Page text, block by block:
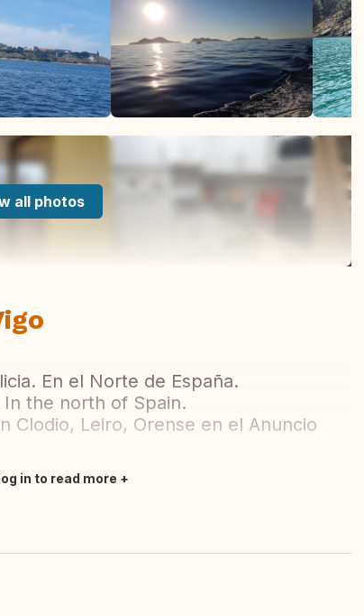
all photos
En el Norte de España.
the north of Spain.
Clodio, Leiro, Orense en el Anuncio
in to read more